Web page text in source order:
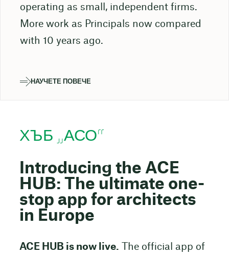
operating as small, independent firms.
More work as Principals now compared
with 10 years ago.
НАУЧЕТЕ ПОВЕЧЕ
ХЪБ „АСО“
Introducing the ACE
HUB: The ultimate one-
stop app for architects
in Europe
ACE HUB is now live. The official app of